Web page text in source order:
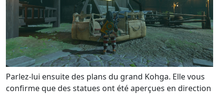
Parlez-lui ensuite des plans du grand Kohga. Elle vous
confirme que des statues ont été aperçues en direction